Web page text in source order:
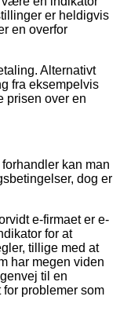
er heldigvis
en overfor
Alternativt
fra eksempelvis
prisen over en
kan man
dog er
e-firmaet er e-
for at
tillige med at
har megen viden
til en
problemer som